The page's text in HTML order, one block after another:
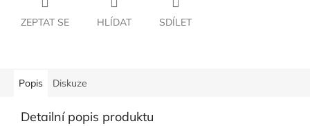
ZEPTAT SE HLÍDAT SDÍLET
Popis Diskuze
Detailní popis produktu